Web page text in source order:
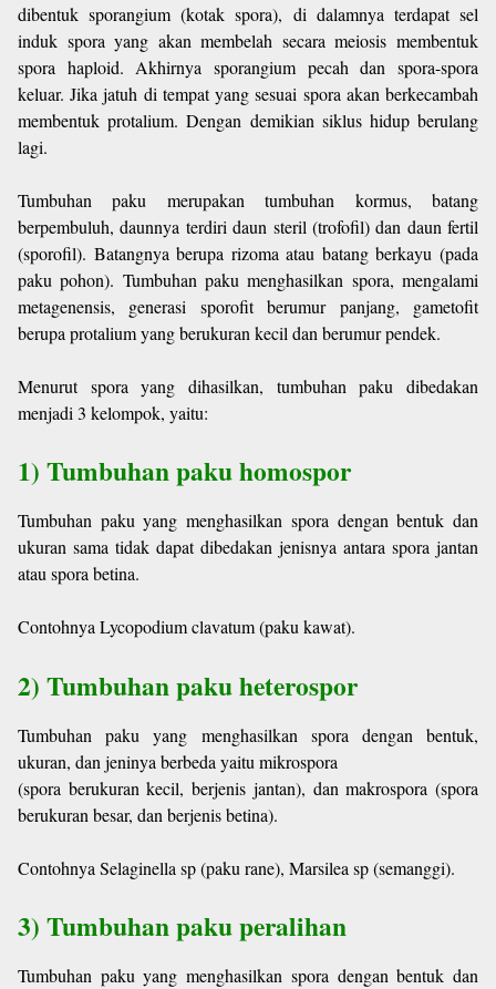
dibentuk sporangium (kotak spora), di dalamnya terdapat sel
induk spora yang akan membelah secara meiosis membentuk
spora haploid. Akhirnya sporangium pecah dan spora-spora
keluar. Jika jatuh di tempat yang sesuai spora akan berkecambah
membentuk protalium. Dengan demikian siklus hidup berulang
lagi.
Tumbuhan paku merupakan tumbuhan kormus, batang
berpembuluh, daunnya terdiri daun steril (trofofil) dan daun fertil
(sporofil). Batangnya berupa rizoma atau batang berkayu (pada
paku pohon). Tumbuhan paku menghasilkan spora, mengalami
metagenensis, generasi sporofit berumur panjang, gametofit
berupa protalium yang berukuran kecil dan berumur pendek.
Menurut spora yang dihasilkan, tumbuhan paku dibedakan
menjadi 3 kelompok, yaitu:
1) Tumbuhan paku homospor
Tumbuhan paku yang menghasilkan spora dengan bentuk dan
ukuran sama tidak dapat dibedakan jenisnya antara spora jantan
atau spora betina.
Contohnya Lycopodium clavatum (paku kawat).
2) Tumbuhan paku heterospor
Tumbuhan paku yang menghasilkan spora dengan bentuk,
ukuran, dan jeninya berbeda yaitu mikrospora
(spora berukuran kecil, berjenis jantan), dan makrospora (spora
berukuran besar, dan berjenis betina).
Contohnya Selaginella sp (paku rane), Marsilea sp (semanggi).
3) Tumbuhan paku peralihan
Tumbuhan paku yang menghasilkan spora dengan bentuk dan